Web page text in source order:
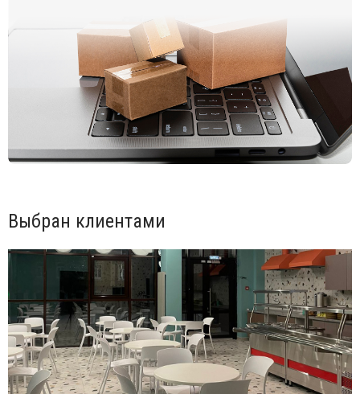
протирать тряпкой из микрофибры, допускается применение
нейтрального мыльного раствора. Запрещается
использовать спиртосодержащие или ацетоносодержащие (а
также им подобные) средства.
Выбран клиентами